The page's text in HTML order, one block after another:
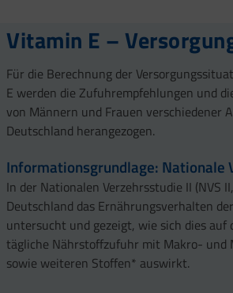
Vitamin E –
Für die Berechnung der
E werden die Zufuhrempfehlungen und
von Männern und Frauen verschiedener
Deutschland herangezogen.
Informationsgrundlage: Nationale
In der Nationalen Verzehrsstudie II (NVS
Deutschland das Ernährungsverhalten
untersucht und gezeigt, wie sich dies
tägliche Nährstoffzufuhr mit Makro- und
sowie weiteren Stoffen* auswirkt.